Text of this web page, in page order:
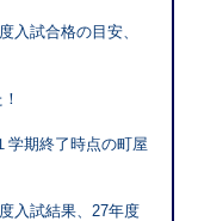
入試合格の目安、
学期終了時点の町屋
入試結果、27年度